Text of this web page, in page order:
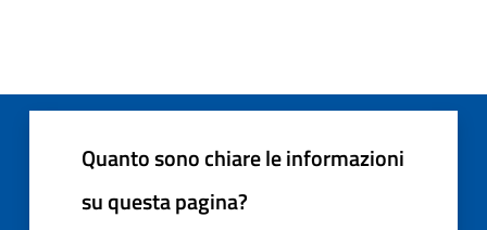
Quanto sono chiare le informazioni
su questa pagina?